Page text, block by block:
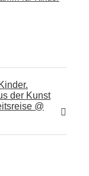
der Kunst
@